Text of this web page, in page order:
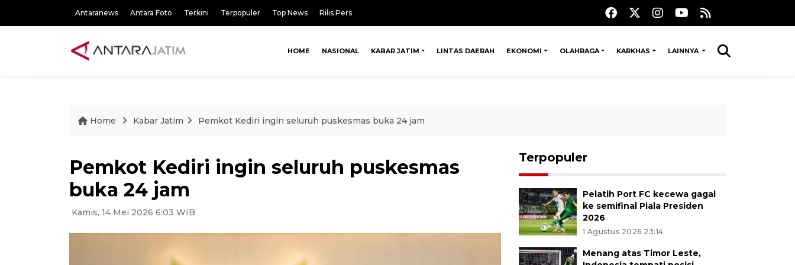
Antaranews Antara Foto Terkini Terpopuler Top News Rilis Pers
HOME NASIONAL KABAR JATIM LINTAS DAERAH EKONOMI OLAHRAGA KARKHAS LAINNYA
Home Kabar Jatim Pemkot Kediri ingin seluruh puskesmas buka 24 jam
Pemkot Kediri ingin seluruh puskesmas
buka 24 jam
Kamis, 14 Mei 2026 6:03 WIB
Terpopuler
Pelatih Port FC kecewa gagal
ke semifinal Piala Presiden
2026
1 Agustus 2026 23:14
Menang atas Timor Leste,